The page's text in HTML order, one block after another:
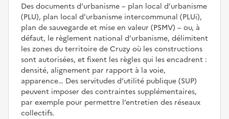
Des documents d’urbanisme – plan local d’urbanisme
(PLU), plan local d’urbanisme intercommunal (PLUi),
plan de sauvegarde et mise en valeur (PSMV) – ou, à
défaut, le règlement national d’urbanisme, délimitent
les zones du territoire de Cruzy où les constructions
sont autorisées, et fixent les règles qui les encadrent :
densité, alignement par rapport à la voie,
apparence… Des servitudes d’utilité publique (SUP)
peuvent imposer des contraintes supplémentaires,
par exemple pour permettre l’entretien des réseaux
collectifs.